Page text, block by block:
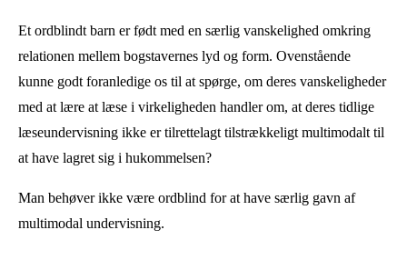
Et ordblindt barn er født med en særlig vanskelighed omkring
relationen mellem bogstavernes lyd og form. Ovenstående
kunne godt foranledige os til at spørge, om deres vanskeligheder
med at lære at læse i virkeligheden handler om, at deres tidlige
læseundervisning ikke er tilrettelagt tilstrækkeligt multimodalt til
at have lagret sig i hukommelsen?
Man behøver ikke være ordblind for at have særlig gavn af
multimodal undervisning.